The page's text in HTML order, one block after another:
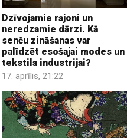
Dzīvojamie rajoni un
neredzamie dārzi. Kā
senču zināšanas var
palīdzēt esošajai modes un
tekstila industrijai?
17. aprīlis, 21:22